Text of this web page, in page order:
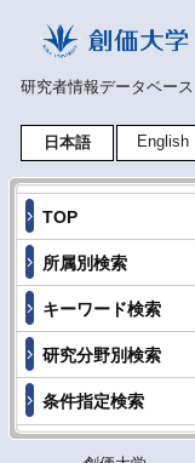
研究者情報データベース
日本語 English
TOP
所属別検索
キーワード検索
研究分野別検索
条件指定検索